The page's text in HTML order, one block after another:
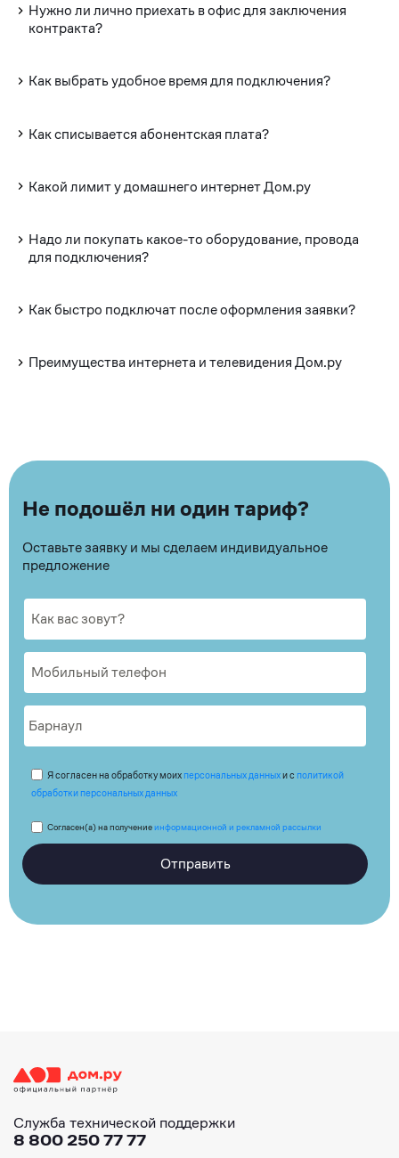
Нужно ли лично приехать в офис для заключения
контракта?
Как выбрать удобное время для подключения?
Как списывается абонентская плата?
Какой лимит у домашнего интернет Дом.ру
Надо ли покупать какое-то оборудование, провода
для подключения?
Как быстро подключат после оформления заявки?
Преимущества интернета и телевидения Дом.ру
Не подошёл ни один тариф?
Оставьте заявку и мы сделаем индивидуальное
предложение
Я согласен на обработку моих персональных данныхи с политикой
обработки персональных данных
Согласен(а) на получениеинформационной и рекламной рассылки
Отправить
Служба технической поддержки
8 800 250 77 77